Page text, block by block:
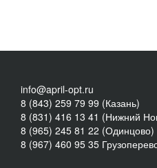
info@april-opt.ru
8 (843) 259 79 99 (Казань)
8 (831) 416 13 41 (Нижний
8 (965) 245 81 22 (Одинцово)
8 (967) 460 95 35